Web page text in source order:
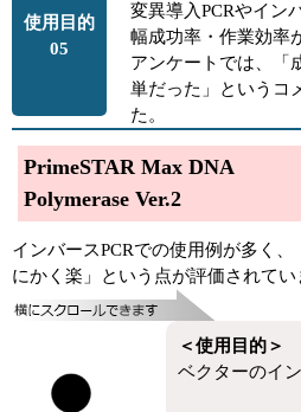
使用目的
05
変異導入PCRやイン
幅成功率・作業効率
アンケートでは、「
単だった」というコ
た。
PrimeSTAR Max DNA
Polymerase Ver.2
インバースPCRでの使用例が多く
にかく楽」という点が評価されてい
＜使用目的＞
ベクターのイ